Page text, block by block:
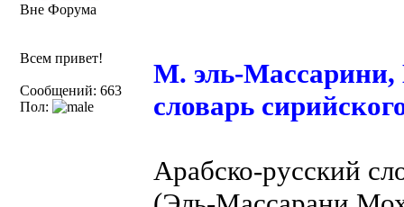
Вне Форума
Всем привет!
Сообщений: 663
Пол:
М. эль-Массарини,
словарь
Арабско-русский